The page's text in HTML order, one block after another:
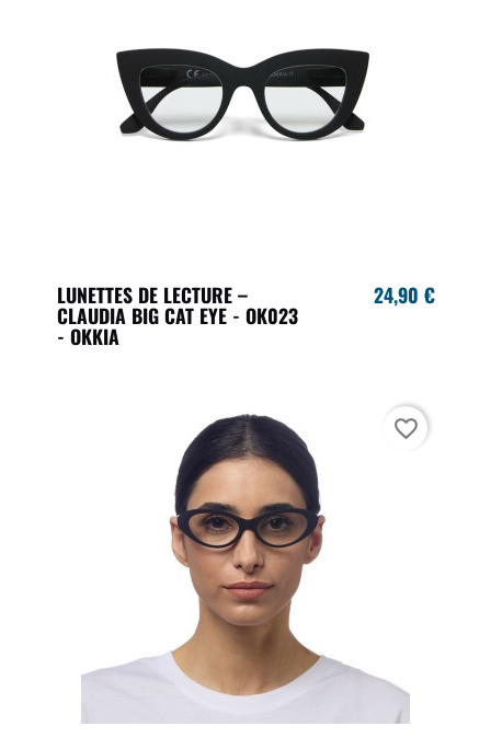
LUNETTES DE LECTURE –
CLAUDIA BIG CAT EYE - OK023
- OKKIA
24,90 €
favorite_border